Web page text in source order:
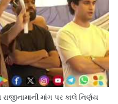
માંગ પર કાલે નિર્ણય